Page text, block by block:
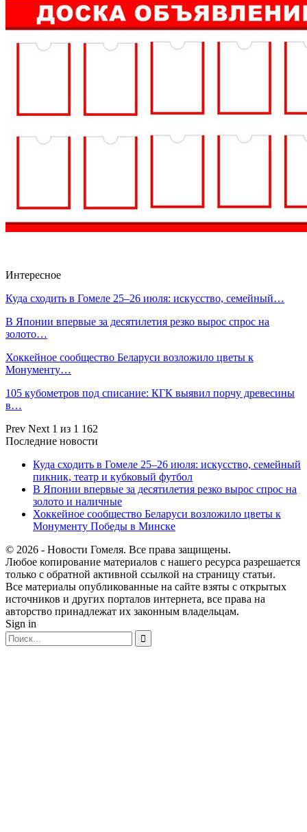
Интересное
Куда сходить в Гомеле 25–26 июля: искусство, семейный…
В Японии впервые за десятилетия резко вырос спрос на
золото…
Хоккейное сообщество Беларуси возложило цветы к
Монументу…
105 кубометров под списание: КГК выявил порчу древесины
в…
Prev Next 1 из 1 162
Последние новости
Куда сходить в Гомеле 25–26 июля: искусство, семейный
пикник, театр и кубковый футбол
В Японии впервые за десятилетия резко вырос спрос на
золото и наличные
Хоккейное сообщество Беларуси возложило цветы к
Монументу Победы в Минске
© 2026 - Новости Гомеля. Все права защищены.
Любое копирование материалов с нашего ресурса разрешается
только с обратной активной ссылкой на страницу статьи.
Все материалы опубликованные на сайте взяты с открытых
источников и других порталов интернета, все права на
авторство принадлежат их законным владельцам.
Sign in